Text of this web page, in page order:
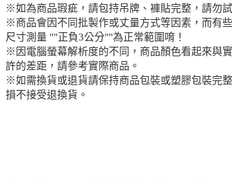
※如為商品瑕疵，請包持吊牌、褲貼完整，請勿試
※商品會因不同批製作或丈量方式等因素，而有些
尺寸測量 ""正負3公分""為正常範圍唷！
※因電腦螢幕解析度的不同，商品顏色看起來與
許的差距，請參考實際商品。
※如需換貨或退貨請保持商品包裝或塑膠包裝完
損不接受退換貨。